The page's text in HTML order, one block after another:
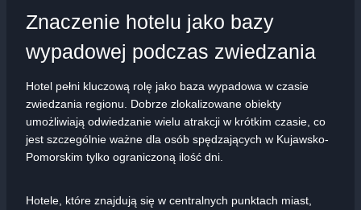
Znaczenie hotelu jako bazy
wypadowej podczas zwiedzania
Hotel pełni kluczową rolę jako baza wypadowa w czasie
zwiedzania regionu. Dobrze zlokalizowane obiekty
umożliwiają odwiedzanie wielu atrakcji w krótkim czasie, co
jest szczególnie ważne dla osób spędzających w Kujawsko-
Pomorskim tylko ograniczoną ilość dni.
Hotele, które znajdują się w centralnych punktach miast,